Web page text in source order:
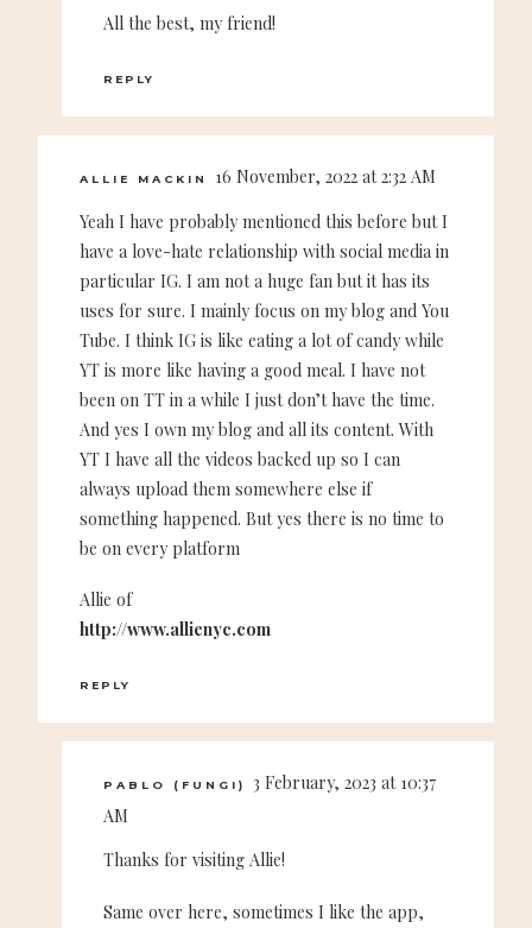
All the best, my friend!
REPLY
ALLIE MACKIN
16 November, 2022 at 2:32 AM
Yeah I have probably mentioned this before but I
have a love-hate relationship with social media in
particular IG. I am not a huge fan but it has its
uses for sure. I mainly focus on my blog and You
Tube. I think IG is like eating a lot of candy while
YT is more like having a good meal. I have not
been on TT in a while I just don’t have the time.
And yes I own my blog and all its content. With
YT I have all the videos backed up so I can
always upload them somewhere else if
something happened. But yes there is no time to
be on every platform
Allie of
http://www.allienyc.com
REPLY
PABLO (FUNGI)
3 February, 2023 at 10:37
AM
Thanks for visiting Allie!
Same over here, sometimes I like the app,